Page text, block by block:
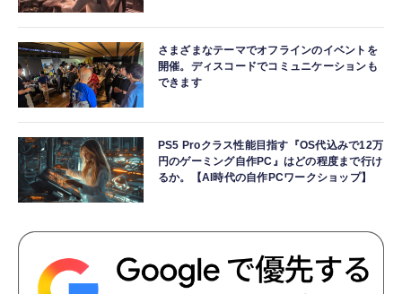
さまざまなテーマでオフラインのイベントを
開催。ディスコードでコミュニケーションも
できます
PS5 Proクラス性能目指す『OS代込みで12万
円のゲーミング自作PC』はどの程度まで行け
るか。【AI時代の自作PCワークショップ】